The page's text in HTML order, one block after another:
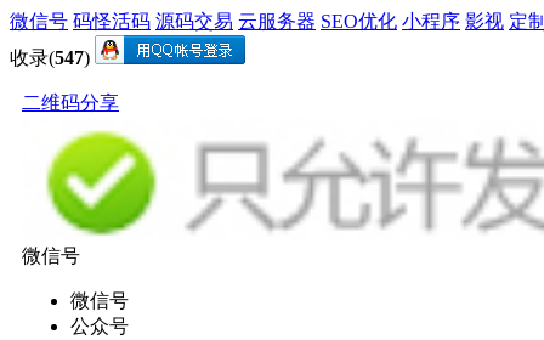
微信号 码怪活码 源码交易 云服务器 SEO优化 小程序 影视 定
收录(547)
二维码分享
微信号
微信号
公众号